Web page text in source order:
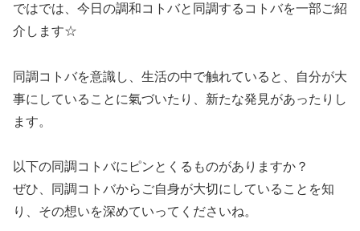
ではでは、今日の調和コトバと同調するコトバを一部ご紹
介します☆
同調コトバを意識し、生活の中で触れていると、自分が大
事にしていることに氣づいたり、新たな発見があったりし
ます。
以下の同調コトバにピンとくるものがありますか？
ぜひ、同調コトバからご自身が大切にしていることを知
り、その想いを深めていってくださいね。